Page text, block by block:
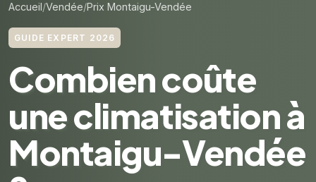
Accueil Vendée Prix Montaigu-Vendée
GUIDE EXPERT 2026
Combien coûte
une climatisation à
Montaigu-Vendée